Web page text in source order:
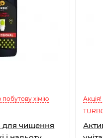
побутову хімію
для чищення